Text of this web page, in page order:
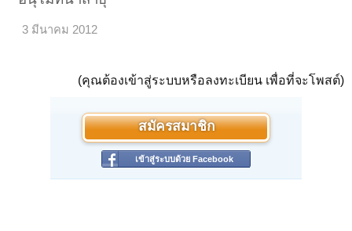
3 มีนาคม 2012
(คุณต้องเข้าสู่ระบบหรือลงทะเบียน เพื่อที่จะโพสต์)
สมัครสมาชิก
เข้าสู่ระบบด้วย Facebook